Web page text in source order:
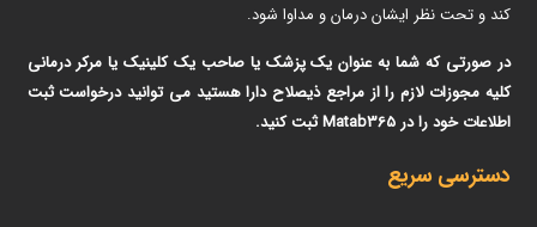
کند و تحت نظر ایشان درمان و مداوا شود.
در صورتی که شما به عنوان یک پزشک یا صاحب یک کلینیک یا مرکر درمانی
کلیه مجوزات لازم را از مراجع ذیصلاح دارا هستید می توانید درخواست ثبت
اطلاعات خود را در Matab365 ثبت کنید.
دسترسی سریع